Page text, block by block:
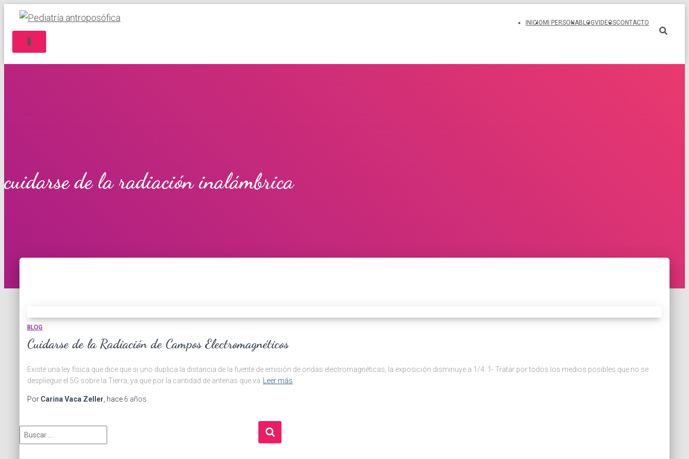
INICIO MI PERSONABLOGVIDEOSCONTACTO
cuidarse de la radiación inalámbrica
BLOG
Cuidarse de la Radiación de Campos Electromagnéticos
Existe una ley física que dice que si uno duplica la distancia de la fuente de emisión de ondas electromagnéticas, la exposición disminuye a 1/4. 1- Tratar por todos los medios posibles que no se
despliegue el 5G sobre la Tierra, ya que por la cantidad de antenas que va
Leer más
Por Carina Vaca Zeller , hace 6 años
u